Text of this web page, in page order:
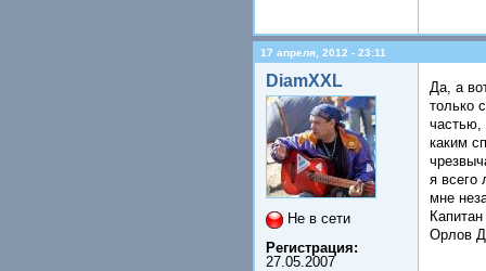
17 апреля, 2012 - 23:11
DiamXXL
Не в сети
Регистрация:
27.05.2007
Да, а
только
частью,
каким
я всего
мне
Орлов